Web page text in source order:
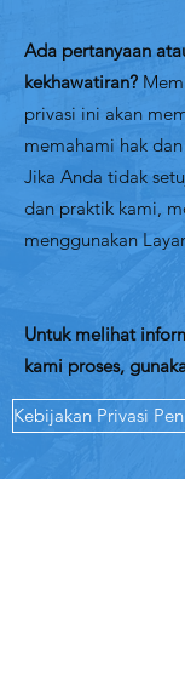
Ada pertanyaan
kekhawatiran?
privasi ini akan
memahami hak
Jika Anda tidak
dan praktik kami,
menggunakan
Untuk melihat
kami proses,
Kebijakan Privasi